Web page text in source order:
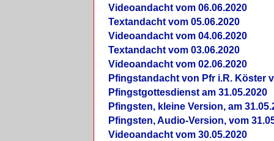
Videoandacht vom 06.06.2020
Textandacht vom 05.06.2020
Videoandacht vom 04.06.2020
Textandacht vom 03.06.2020
Videoandacht vom 02.06.2020
Pfingstandacht von Pfr i.R. Köster
Pfingstgottesdienst am 31.05.2020
Pfingsten, kleine Version, am
Pfingsten, Audio-Version, vom
Videoandacht vom 30.05.2020